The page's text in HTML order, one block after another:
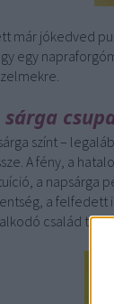
már jókedved
egy
sárga
színt –
A fény, a
a napsárga
a felfedett
család